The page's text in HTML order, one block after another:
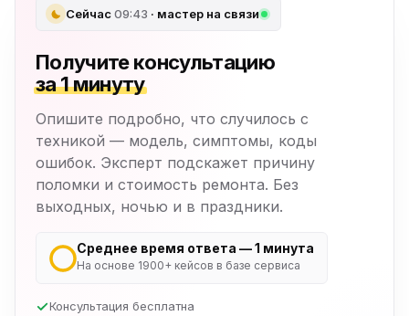
Сейчас09:43 · мастер на связи
Получите консультацию
за 1 минуту
Опишите подробно, что случилось с
техникой — модель, симптомы, коды
ошибок. Эксперт подскажет причину
поломки и стоимость ремонта. Без
выходных, ночью и в праздники.
Среднее время ответа — 1 минута
На основе 1900+ кейсов в базе сервиса
Консультация бесплатна